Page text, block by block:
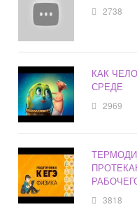
2738
КАК
СРЕДЕ
2969
3818